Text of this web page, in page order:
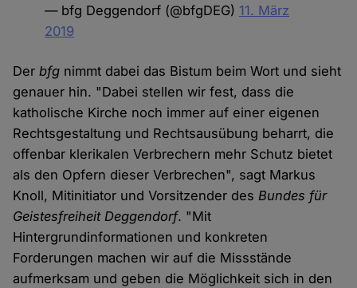
— bfg Deggendorf (@bfgDEG) 11. März
2019
Derbfg nimmt dabei das Bistum beim Wort und sieht
genauer hin. "Dabei stellen wir fest, dass die
katholische Kirche noch immer auf einer eigenen
Rechtsgestaltung und Rechtsausübung beharrt, die
offenbar klerikalen Verbrechern mehr Schutz bietet
als den Opfern dieser Verbrechen", sagt Markus
Knoll, Mitinitiator und Vorsitzender desBundes für
Geistesfreiheit Deggendorf. "Mit
Hintergrundinformationen und konkreten
Forderungen machen wir auf die Missstände
aufmerksam und geben die Möglichkeit sich in den